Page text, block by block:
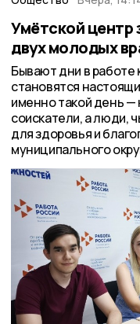
Умётской центр
двух молодых
Бывают дни в работе
становятся
именно такой день —
соискатели, а люди,
для здоровья и
муниципального